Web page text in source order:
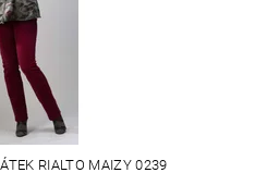
RIALTO MAIZY 0239